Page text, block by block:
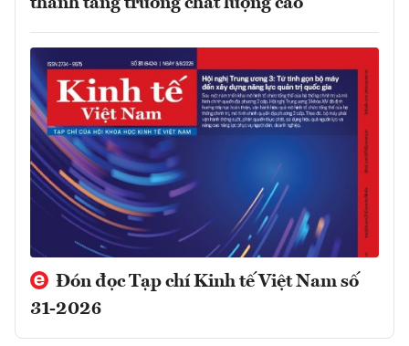
thành tăng trưởng chất lượng cao
Đón đọc Tạp chí Kinh tế Việt Nam số
31-2026